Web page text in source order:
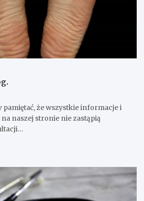
że wszystkie informacje i
naszej stronie nie zastąpią